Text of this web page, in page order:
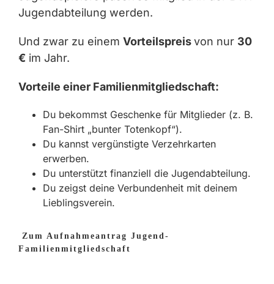
Jugendabteilung werden.
Und zwar zu einem Vorteilspreisvon nur 30
€ im Jahr.
Vorteile einer Familienmitgliedschaft:
Du bekommst Geschenke für Mitglieder (z. B.
Fan-Shirt „bunter Totenkopf“).
Du kannst vergünstigte Verzehrkarten
erwerben.
Du unterstützt finanziell die Jugendabteilung.
Du zeigst deine Verbundenheit mit deinem
Lieblingsverein.
Zum Aufnahmeantrag Jugend-
Familienmitgliedschaft